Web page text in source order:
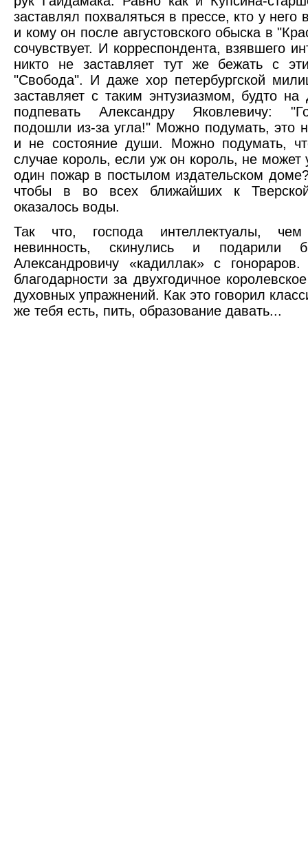
заставлял похваляться в прессе, кто у него
и кому он после августовского обыска в
сочувствует. И корреспондента, взявшего
никто не заставляет тут же бежать с
"Свобода". И даже хор петербургской
заставляет с таким энтузиазмом, будто
подпевать Александру Яковлевичу:
подошли из-за угла!" Можно подумать, это
и не состояние души. Можно подумать,
случае король, если уж он король, не может
один пожар в постылом издательском
чтобы в во всех ближайших к
оказалось воды.
Так что, господа интеллектуалы, чем
невинность, скинулись и подарили
Александровичу «кадиллак» с
благодарности за двухгодичное
духовных упражнений. Как это говорил
же тебя есть, пить, образование давать...